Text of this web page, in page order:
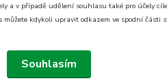
v případě udělení souhlasu také pro účely
kdykoli upravit odkazem ve spodní části
Souhlasím